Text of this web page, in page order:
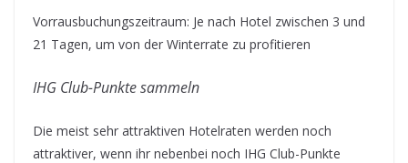
Vorrausbuchungszeitraum: Je nach Hotel zwischen 3 und
21 Tagen, um von der Winterrate zu profitieren
IHG Club-Punkte sammeln
Die meist sehr attraktiven Hotelraten werden noch
attraktiver, wenn ihr nebenbei noch IHG Club-Punkte